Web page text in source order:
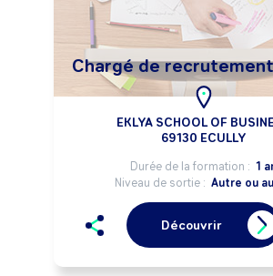
Chargé de recrutement
EKLYA SCHOOL OF
69130 ECULLY
Durée de la formation : 1
Niveau de sortie : Autre ou
Découvrir